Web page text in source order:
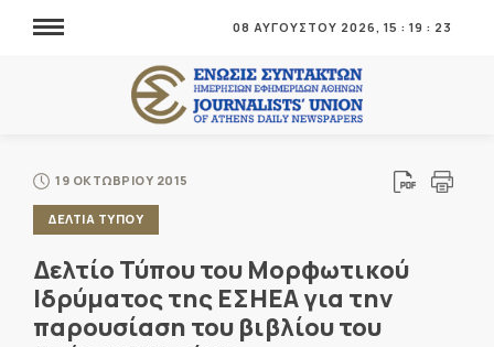
08 ΑΥΓΟΥΣΤΟΥ 2026, 15 : 19 : 23
19 ΟΚΤΩΒΡΙΟΥ 2015
ΔΕΛΤΙΑ ΤΥΠΟΥ
Δελτίο Τύπου του Μορφωτικού
Ιδρύματος της ΕΣΗΕΑ για την
παρουσίαση του βιβλίου του